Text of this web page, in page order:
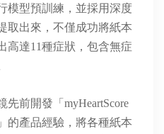
模型預訓練，並採用深度
取出來，不僅成功將紙本
高達11種症狀，包含無症
前開發「myHeartScore
的產品經驗，將各種紙本